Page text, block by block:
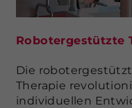
Robotergestützte
Die
Therapie
individuellen